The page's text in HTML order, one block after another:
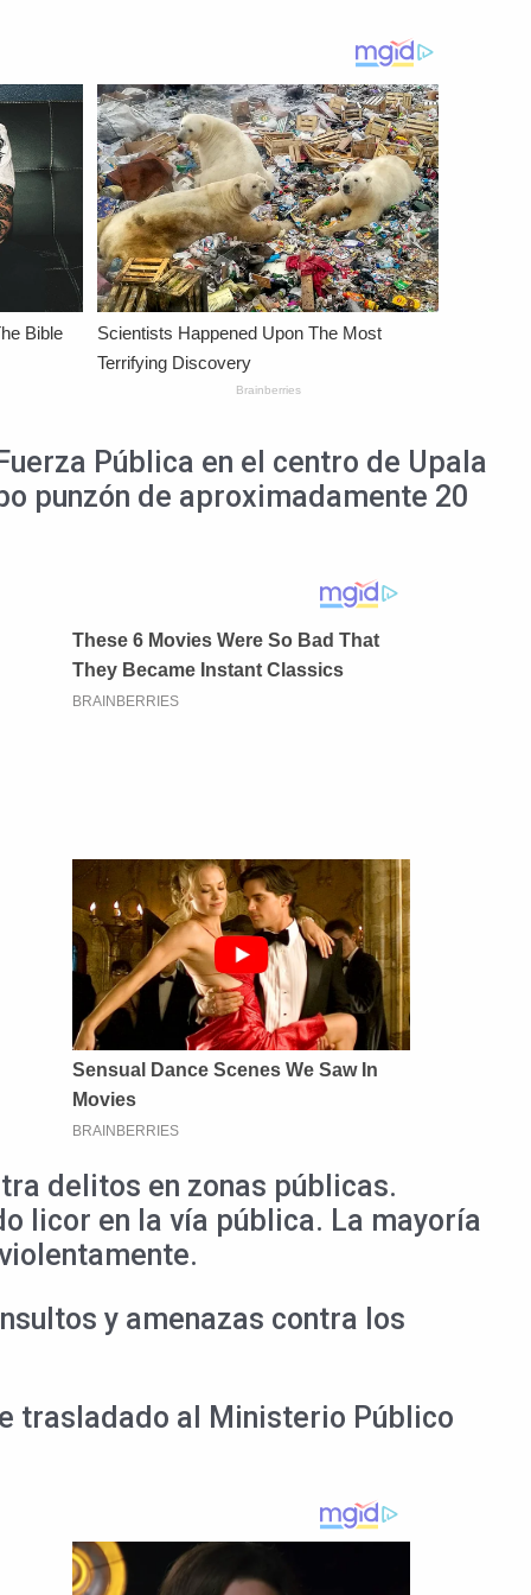
Pública en el centro de Upala
punzón de aproximadamente 20
delitos en zonas públicas.
licor en la vía pública. La mayoría
y amenazas contra los
trasladado al Ministerio Público